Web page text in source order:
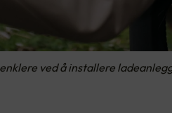
ved å installere